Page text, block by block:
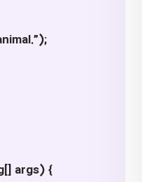
args) {